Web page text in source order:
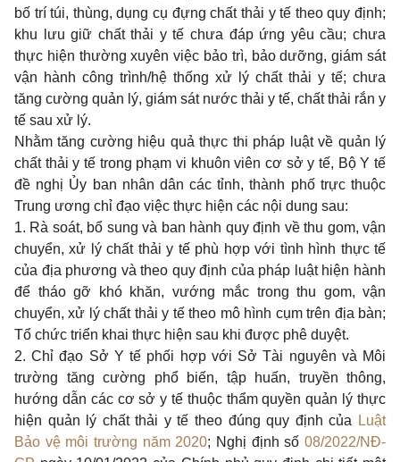
bố trí túi, thùng, dụng cụ đựng chất thải y tế theo quy định;
khu lưu giữ chất thải y tế chưa đáp ứng yêu cầu; chưa
thực hiện thường xuyên việc bảo trì, bảo dưỡng, giám sát
vận hành công trình/hệ thống xử lý chất thải y tế; chưa
tăng cường quản lý, giám sát nước thải y tế, chất thải rắn y
tế sau xử lý.
Nhằm tăng cường hiệu quả thực thi pháp luật về quản lý
chất thải y tế trong phạm vi khuôn viên cơ sở y tế, Bộ Y tế
đề nghị Ủy ban nhân dân các tỉnh, thành phố trực thuộc
Trung ương chỉ đạo việc thực hiện các nội dung sau:
1. Rà soát, bổ sung và ban hành quy định về thu gom, vận
chuyển, xử lý chất thải y tế phù hợp với tình hình thực tế
của địa phương và theo quy định của pháp luật hiện hành
để tháo gỡ khó khăn, vướng mắc trong thu gom, vận
chuyển, xử lý chất thải y tế theo mô hình cụm trên địa bàn;
Tổ chức triển khai thực hiện sau khi được phê duyệt.
2.Chỉ đạo Sở Y tế phối hợp với Sở Tài nguyên và Môi
trường tăng cường phổ biến, tập huấn, truyền thông,
hướng dẫn các cơ sở y tế thuộc thẩm quyền quản lý thực
hiện quản lý chất thải y tế theo đúng quy định của
Luật
Bảo vệ môi trường năm 2020; Nghị định số08/2022/NĐ-